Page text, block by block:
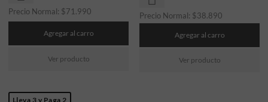
Precio Normal: $71.990
Agregar al carro
Ver producto
Precio Normal: $38.890
Agregar al carro
Ver producto
Lleva 3 y Paga 2